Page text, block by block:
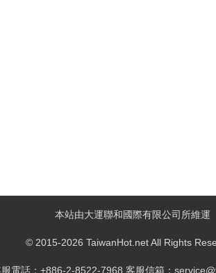
本站由大運聯和國際有限公司所維運
© 2015-2026 TaiwanHot.net All Rights
電話：+886-2-8522-7968 客服信箱：